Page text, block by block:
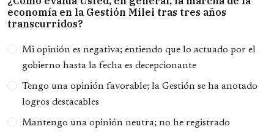
economía en la Gestión Milei tras tres años
transcurridos?
Opciones
Mi opinión es negativa; entiendo que lo actuado por el
gobierno hasta la fecha es decepcionante
Tengo una opinión favorable; la Gestión se ha anotado
logros destacables
Mantengo una opinión neutra; no he registrado